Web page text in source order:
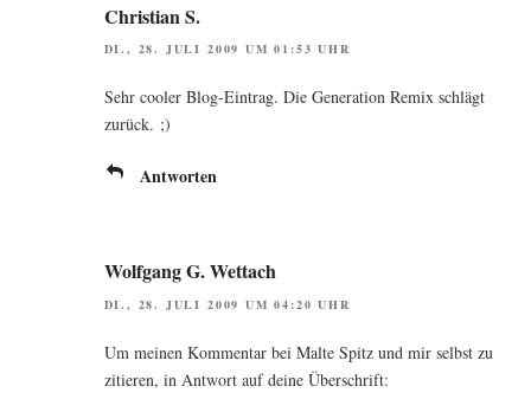
Christian S.
DI., 28. JULI 2009 UM 01:53 UHR
Sehr coo­ler Blog-Ein­trag. Die Gene­ra­ti­on Remix schlägt
zurück. ;)
Antworten
Wolfgang G. Wettach
DI., 28. JULI 2009 UM 04:20 UHR
Um mei­nen Kom­men­tar bei Mal­te Spitz und mir selbst zu
zitie­ren, in Ant­wort auf dei­ne Überschrift: